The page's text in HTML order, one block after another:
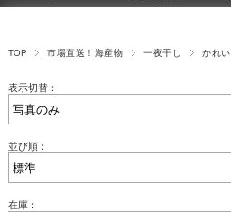
TOP 市場直送！海産物 一夜干し かれい
表示切替：
並び順：
在庫：